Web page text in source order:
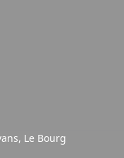
Le Bourg